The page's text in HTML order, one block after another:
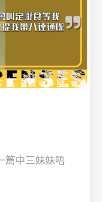
篇中三妹妹唔